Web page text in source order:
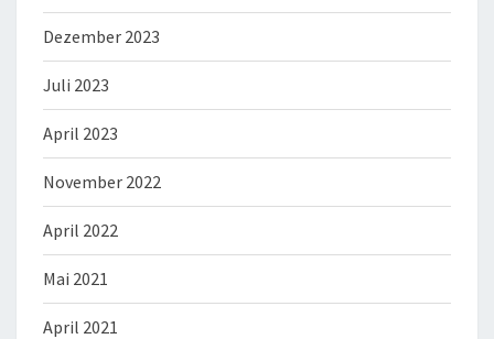
Dezember 2023
Juli 2023
April 2023
November 2022
April 2022
Mai 2021
April 2021